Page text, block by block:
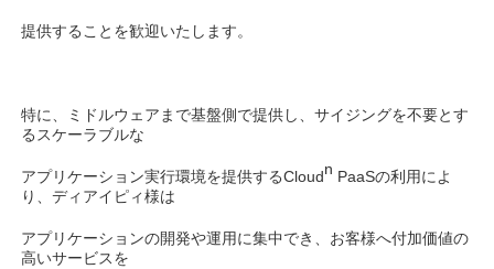
提供することを歓迎いたします。
特に、ミドルウェアまで基盤側で提供し、サイジングを不要とす
るスケーラブルな
アプリケーション実行環境を提供するCloudn PaaSの利用によ
り、ディアイピィ様は
アプリケーションの開発や運用に集中でき、お客様へ付加価値の
高いサービスを